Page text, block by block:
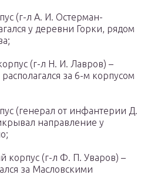
(г-л А. И. Остерман-
у деревни Горки, рядом
(г-л Н. И. Лавров) –
за 6-м корпусом
(генерал от инфантерии Д.
направление у
корпус (г-л Ф. П. Уваров) –
за Масловскими